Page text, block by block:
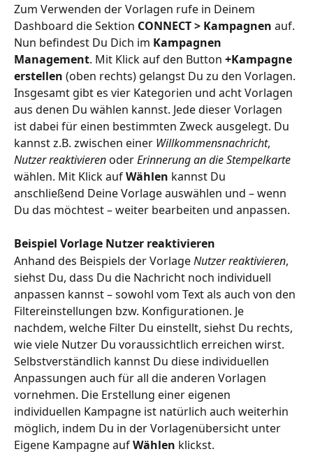
Zum Verwenden der Vorlagen rufe in Deinem
Dashboard die Sektion CONNECT > Kampagnen auf.
Nun befindest Du Dich im Kampagnen
Management. Mit Klick auf den Button +Kampagne
erstellen (oben rechts) gelangst Du zu den Vorlagen.
Insgesamt gibt es vier Kategorien und acht Vorlagen
aus denen Du wählen kannst. Jede dieser Vorlagen
ist dabei für einen bestimmten Zweck ausgelegt. Du
kannst z.B. zwischen einer Willkommensnachricht,
Nutzer reaktivieren oder Erinnerung an die Stempelkarte
wählen. Mit Klick auf Wählen kannst Du
anschließend Deine Vorlage auswählen und – wenn
Du das möchtest – weiter bearbeiten und anpassen.
Beispiel Vorlage Nutzer reaktivieren
Anhand des Beispiels der Vorlage Nutzer reaktivieren,
siehst Du, dass Du die Nachricht noch individuell
anpassen kannst – sowohl vom Text als auch von den
Filtereinstellungen bzw. Konfigurationen. Je
nachdem, welche Filter Du einstellt, siehst Du rechts,
wie viele Nutzer Du voraussichtlich erreichen wirst.
Selbstverständlich kannst Du diese individuellen
Anpassungen auch für all die anderen Vorlagen
vornehmen. Die Erstellung einer eigenen
individuellen Kampagne ist natürlich auch weiterhin
möglich, indem Du in der Vorlagenübersicht unter
Eigene Kampagne auf Wählen klickst.